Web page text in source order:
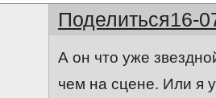
Поделиться16-
А он что уже
чем на сцене. Или я